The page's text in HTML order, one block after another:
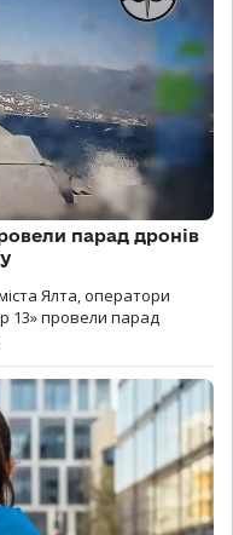
парад дронів
Ялта, оператори
13» провели парад